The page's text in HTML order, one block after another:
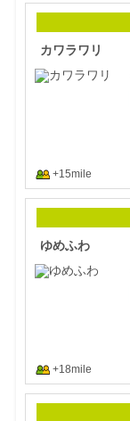
カワラワリ
+15mile
ゆめふわ
+18mile